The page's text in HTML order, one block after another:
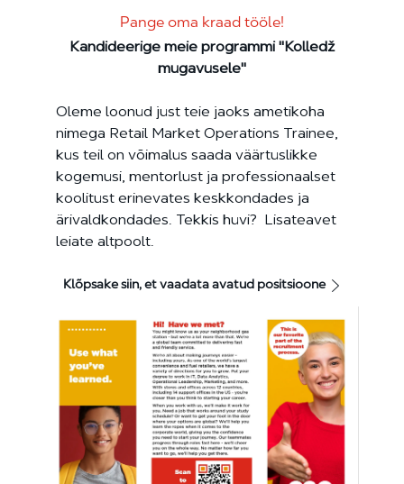
Pange oma kraad tööle!
Kandideerige meie programmi "Kolledž
mugavusele"
Oleme loonud just teie jaoks ametikoha
nimega Retail Market Operations Trainee,
kus teil on võimalus saada väärtuslikke
kogemusi, mentorlust ja professionaalset
koolitust erinevates keskkondades ja
ärivaldkondades. Tekkis huvi? Lisateavet
leiate altpoolt.
Klõpsake siin, et vaadata avatud positsioone